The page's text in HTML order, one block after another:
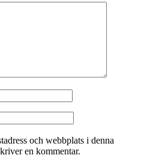
och webbplats i denna
en kommentar.